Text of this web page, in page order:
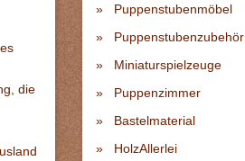
die
Puppenstubenmöbel
Puppenstubenzubehör
Miniaturspielzeuge
Puppenzimmer
Bastelmaterial
HolzAllerlei